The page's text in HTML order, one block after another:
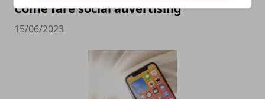
Come fare social advertising
15/06/2023